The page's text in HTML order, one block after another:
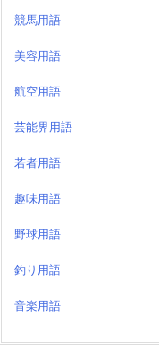
競馬用語
美容用語
航空用語
芸能界用語
若者用語
趣味用語
野球用語
釣り用語
音楽用語